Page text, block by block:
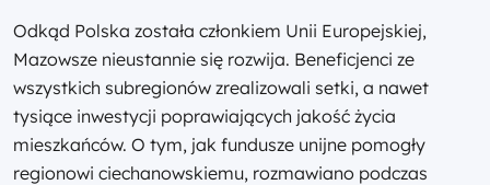
Odkąd Polska została członkiem Unii Europejskiej,
Mazowsze nieustannie się rozwija. Beneficjenci ze
wszystkich subregionów zrealizowali setki, a nawet
tysiące inwestycji poprawiających jakość życia
mieszkańców. O tym, jak fundusze unijne pomogły
regionowi ciechanowskiemu, rozmawiano podczas